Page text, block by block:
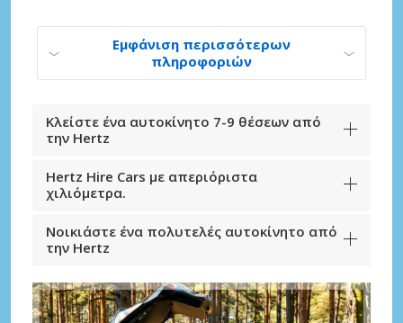
Εμφάνιση περισσότερων
πληροφοριών
Κλείστε ένα αυτοκίνητο 7-9 θέσεων από
την Hertz
Hertz Hire Cars με απεριόριστα
χιλιόμετρα.
Νοικιάστε ένα πολυτελές αυτοκίνητο από
την Hertz